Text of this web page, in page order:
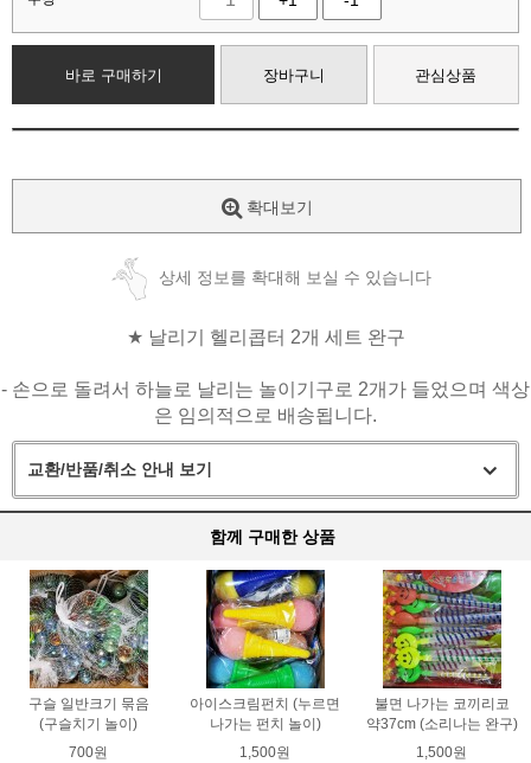
바로 구매하기 장바구니 관심상품
확대보기
상세 정보를 확대해 보실 수 있습니다
★ 날리기 헬리콥터 2개 세트 완구
- 손으로 돌려서 하늘로 날리는 놀이기구로 2개가 들었으며 색상
은 임의적으로 배송됩니다.
교환/반품/취소 안내 보기
함께 구매한 상품
구슬 일반크기 묶음
(구슬치기 놀이)
700원
아이스크림펀치 (누르면
나가는 펀치 놀이)
1,500원
불면 나가는 코끼리코
약37cm (소리나는 완구)
1,500원